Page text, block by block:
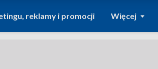
reklamy i promocji Więcej